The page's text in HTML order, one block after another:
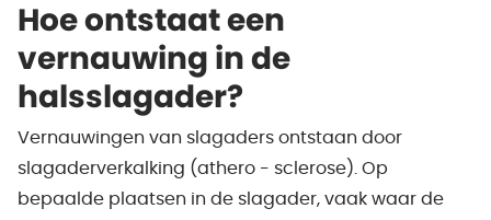
Hoe ontstaat een
vernauwing in de
halsslagader?
Vernauwingen van slagaders ontstaan door
slagaderverkalking (athero - sclerose). Op
bepaalde plaatsen in de slagader, vaak waar de